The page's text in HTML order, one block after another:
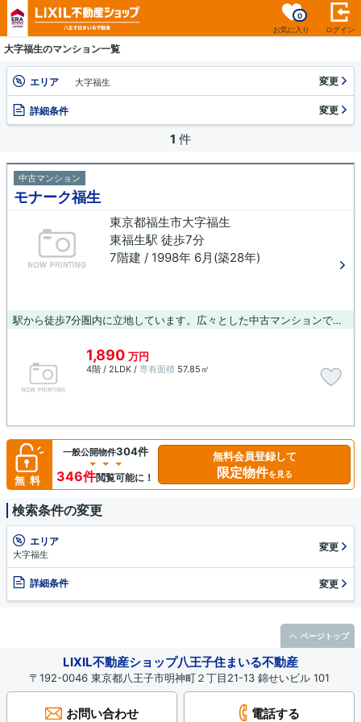
お気に入り
0
ログイン
大字福生のマンション一覧
エリア 大字福生 変更
詳細条件 変更
1 件
中古マンション
モナーク福生
東京都福生市大字福生
東福生駅 徒歩7分
7階建 / 1998年 6月(築28年)
駅から徒歩7分圏内に立地しています。広々とした中古マンションであれば将来子供が増えても安心です。信頼と実績を誇るLIXIL不動産ショップ八王子住まいる不動産がお客様の住まい探しをしっかりとサポート致します。ご希望の条件などがあれば、ぜひお聞かせ下さい。
1,890 万円
4階 / 2LDK / 専有面積 57.85㎡
無料
一般公開物件304件
346件閲覧可能に！
無料会員登録して
限定物件を見る
検索条件の変更
エリア
大字福生
変更
詳細条件 変更
LIXIL不動産ショップ八王子住まいる不動産
〒192-0046 東京都八王子市明神町２丁目21-13 錦せいビル 101
お問い合わせ 電話する
ページトップ